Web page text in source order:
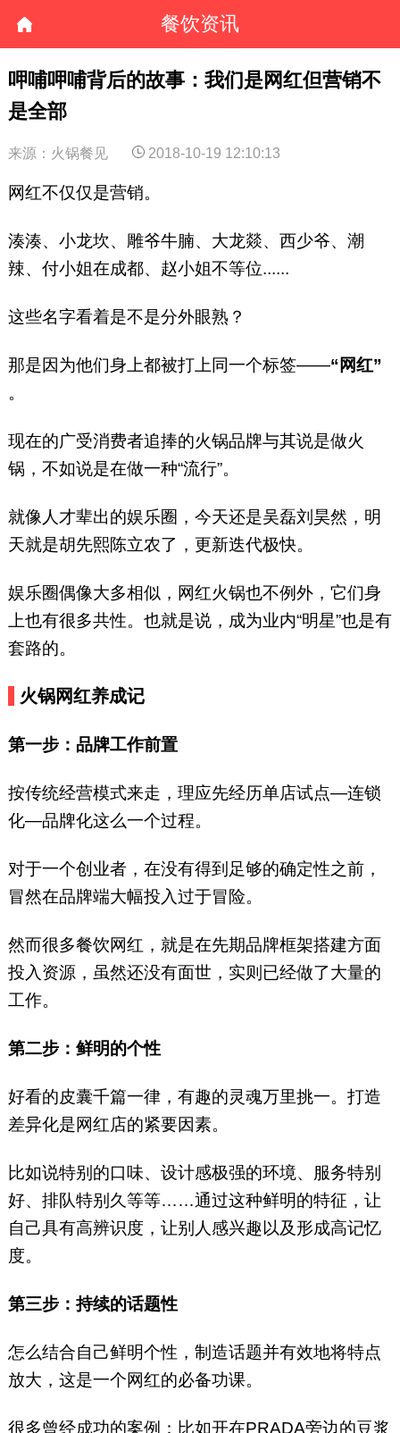
餐饮资讯
呷哺呷哺背后的故事：我们是网红但营销不
是全部
来源：火锅餐见 2018-10-19 12:10:13
网红不仅仅是营销。
湊湊、小龙坎、雕爷牛腩、大龙燚、西少爷、潮
辣、付小姐在成都、赵小姐不等位......
这些名字看着是不是分外眼熟？
那是因为他们身上都被打上同一个标签——“网红”
。
现在的广受消费者追捧的火锅品牌与其说是做火
锅，不如说是在做一种“流行”。
就像人才辈出的娱乐圈，今天还是吴磊刘昊然，明
天就是胡先熙陈立农了，更新迭代极快。
娱乐圈偶像大多相似，网红火锅也不例外，它们身
上也有很多共性。也就是说，成为业内“明星”也是有
套路的。
火锅网红养成记
第一步：品牌工作前置
按传统经营模式来走，理应先经历单店试点—连锁
化—品牌化这么一个过程。
对于一个创业者，在没有得到足够的确定性之前，
冒然在品牌端大幅投入过于冒险。
然而很多餐饮网红，就是在先期品牌框架搭建方面
投入资源，虽然还没有面世，实则已经做了大量的
工作。
第二步：鲜明的个性
好看的皮囊千篇一律，有趣的灵魂万里挑一。打造
差异化是网红店的紧要因素。
比如说特别的口味、设计感极强的环境、服务特别
好、排队特别久等等……通过这种鲜明的特征，让
自己具有高辨识度，让别人感兴趣以及形成高记忆
度。
第三步：持续的话题性
怎么结合自己鲜明个性，制造话题并有效地将特点
放大，这是一个网红的必备功课。
很多曾经成功的案例：比如开在PRADA旁边的豆浆